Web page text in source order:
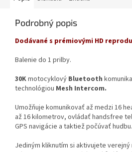
Podrobný popis
Dodávané s prémiovými HD
Balenie do 1 prilby.
30Kmotocyklový Bluetooth
technológiou Mesh Intercom.
Umožňuje komunikovať až medzi 16
až 16 kilometrov, ovládať handsfree
GPS navigácie a taktiež počúvať hudbu.
Jediným kliknutím si aktivujete